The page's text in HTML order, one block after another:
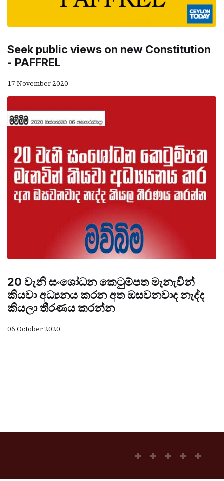
Seek public views on new Constitution
- PAFFREL
17 November 2020
20 වැනි සංශෝධන කෙටුම්පත මැනැවින්
කියවා අධ්‍යනය කරන අත ඔසවනවාද නැද්ද
කියලා තීරණය කරන්න
06 October 2020